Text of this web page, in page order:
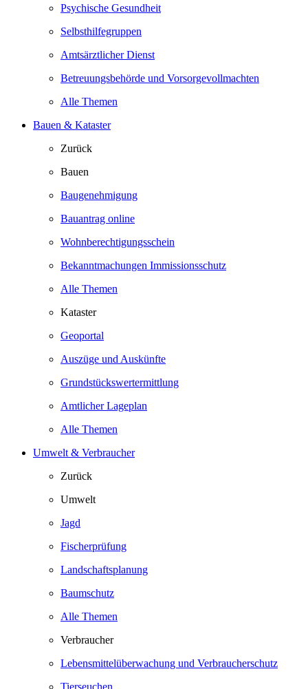
Psychische Gesundheit
Selbsthilfegruppen
Amtsärztlicher Dienst
Betreuungsbehörde und Vorsorgevollmachten
Alle Themen
Bauen & Kataster
Zurück
Bauen
Baugenehmigung
Bauantrag online
Wohnberechtigungsschein
Bekanntmachungen Immissionsschutz
Alle Themen
Kataster
Geoportal
Auszüge und Auskünfte
Grundstückswertermittlung
Amtlicher Lageplan
Alle Themen
Umwelt & Verbraucher
Zurück
Umwelt
Jagd
Fischerprüfung
Landschaftsplanung
Baumschutz
Alle Themen
Verbraucher
Lebensmittelüberwachung und Verbraucherschutz
Tierseuchen